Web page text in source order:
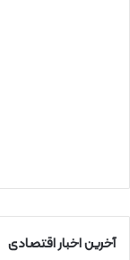
آخرین اخبار اقتصادی